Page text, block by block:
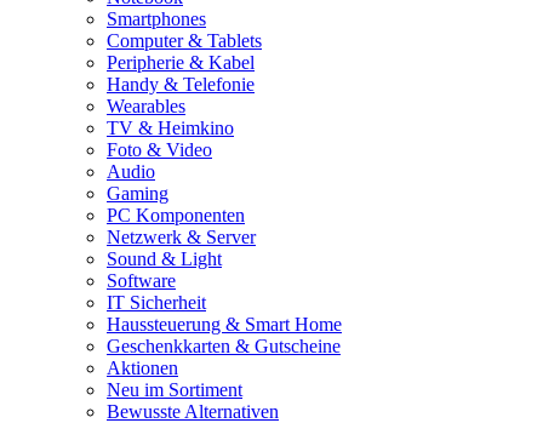
Smartphones
Computer & Tablets
Peripherie & Kabel
Handy & Telefonie
Wearables
TV & Heimkino
Foto & Video
Audio
Gaming
PC Komponenten
Netzwerk & Server
Sound & Light
Software
IT Sicherheit
Haussteuerung & Smart Home
Geschenkkarten & Gutscheine
Aktionen
Neu im Sortiment
Bewusste Alternativen